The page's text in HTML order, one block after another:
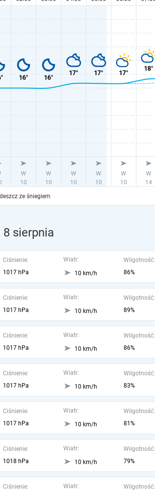
deszcz ze śniegiem
sierpnia
Ciśnienie:
1017 hPa
Wiatr:
10 km/h
Wilgotność:
86%
Ciśnienie:
1017 hPa
Wiatr:
10 km/h
Wilgotność:
89%
Ciśnienie:
1017 hPa
Wiatr:
10 km/h
Wilgotność:
86%
Ciśnienie:
1017 hPa
Wiatr:
10 km/h
Wilgotność:
83%
Ciśnienie:
1017 hPa
Wiatr:
10 km/h
Wilgotność:
81%
Ciśnienie:
1018 hPa
Wiatr:
10 km/h
Wilgotność:
79%
Ciśnienie:
Wiatr:
Wilgotność: